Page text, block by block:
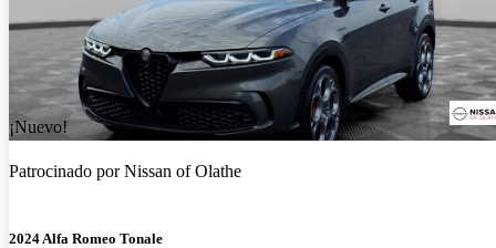
¡Nuevo!
Patrocinado porNissan of Olathe
2024 Alfa Romeo Tonale